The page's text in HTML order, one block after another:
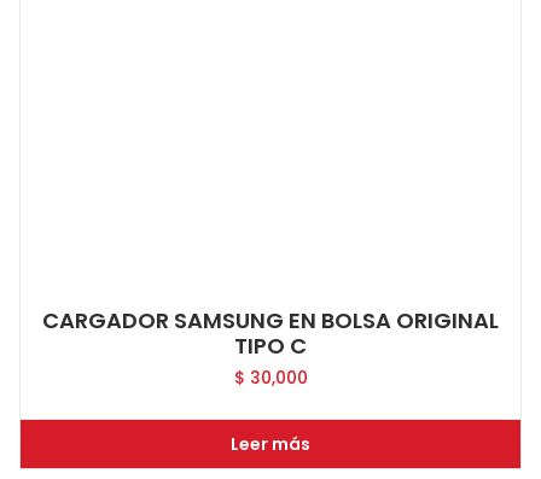
CARGADOR SAMSUNG EN BOLSA ORIGINAL
TIPO C
$ 30,000
Leer más